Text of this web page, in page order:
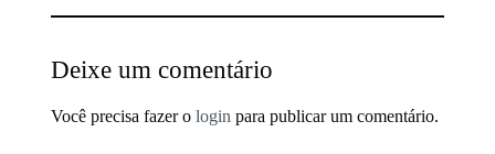
Deixe um comentário
Você precisa fazer ologin para publicar um comentário.